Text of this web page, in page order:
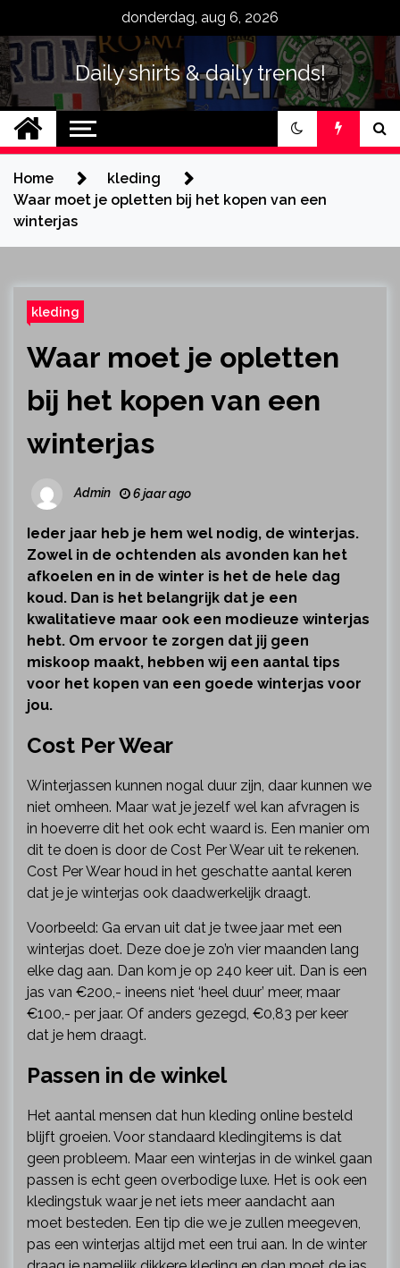
content
donderdag, aug 6, 2026
Daily shirts & daily trends!
Home
kleding
Waar moet je opletten bij het kopen van een
winterjas
kleding
Waar moet je opletten
bij het kopen van een
winterjas
Admin 6 jaar ago
Ieder jaar heb je hem wel nodig, de winterjas.
Zowel in de ochtenden als avonden kan het
afkoelen en in de winter is het de hele dag
koud. Dan is het belangrijk dat je een
kwalitatieve maar ook een modieuze winterjas
hebt. Om ervoor te zorgen dat jij geen
miskoop maakt, hebben wij een aantal tips
voor het kopen van een goede winterjas voor
jou.
Cost Per Wear
Winterjassen kunnen nogal duur zijn, daar kunnen we
niet omheen. Maar wat je jezelf wel kan afvragen is
in hoeverre dit het ook echt waard is. Een manier om
dit te doen is door de Cost Per Wear uit te rekenen.
Cost Per Wear houd in het geschatte aantal keren
dat je je winterjas ook daadwerkelijk draagt.
Voorbeeld: Ga ervan uit dat je twee jaar met een
winterjas doet. Deze doe je zo’n vier maanden lang
elke dag aan. Dan kom je op 240 keer uit. Dan is een
jas van €200,- ineens niet ‘heel duur’ meer, maar
€100,- per jaar. Of anders gezegd, €0,83 per keer
dat je hem draagt.
Passen in de winkel
Het aantal mensen dat hun kleding online besteld
blijft groeien. Voor standaard kledingitems is dat
geen probleem. Maar een winterjas in de winkel gaan
passen is echt geen overbodige luxe. Het is ook een
kledingstuk waar je net iets meer aandacht aan
moet besteden. Een tip die we je zullen meegeven,
pas een winterjas altijd met een trui aan. In de winter